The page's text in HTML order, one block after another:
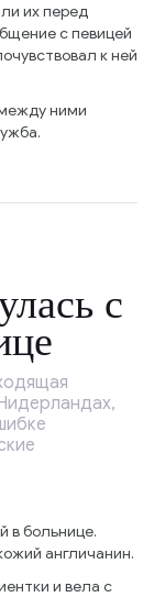
их перед
с певицей
к ней
ними
с
в больнице.
англичанин.
и вела с